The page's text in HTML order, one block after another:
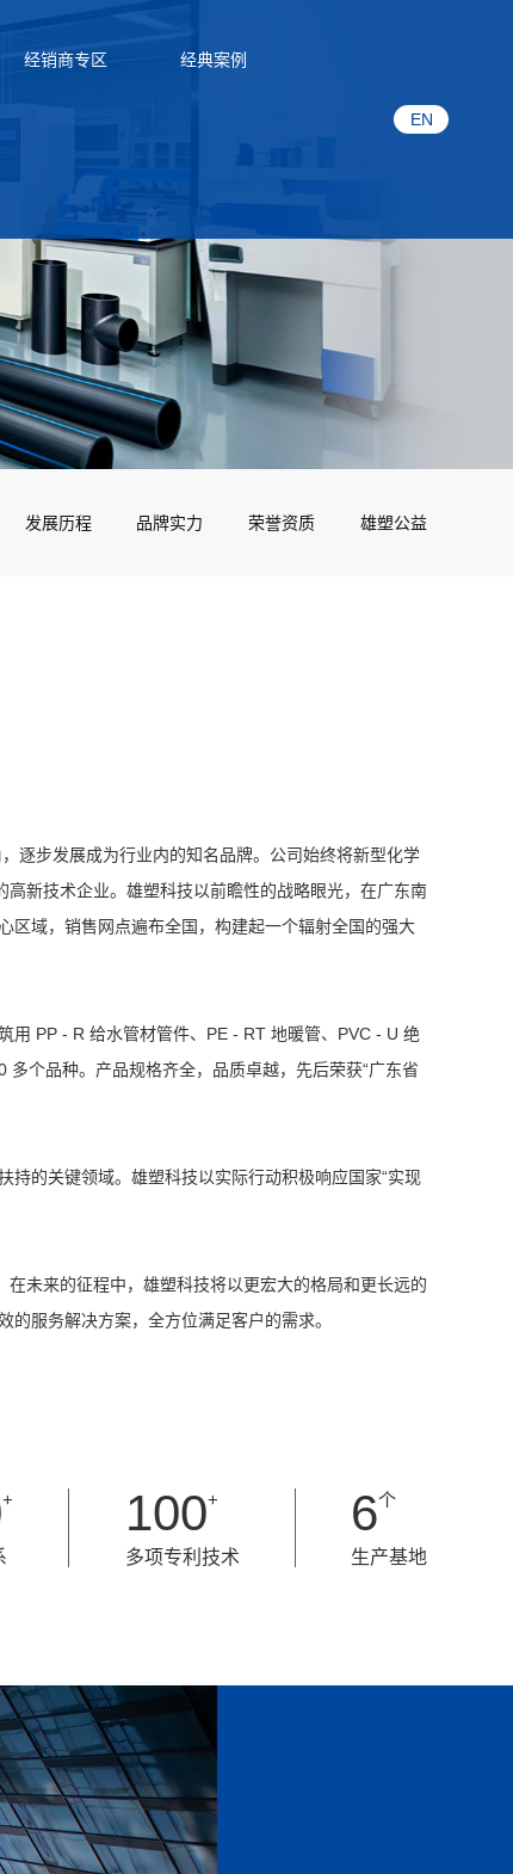
经销商专区 经典案例
EN
发展历程 品牌实力 荣誉资质 雄塑公益
逐步发展成为行业内的知名品牌。公司始终将新型化学
新技术企业。雄塑科技以前瞻性的战略眼光，在广东南
区域，销售网点遍布全国，构建起一个辐射全国的强大
用 PP - R 给水管材管件、PE - RT 地暖管、PVC - U 绝
个品种。产品规格齐全，品质卓越，先后荣获“广东省
的关键领域。雄塑科技以实际行动积极响应国家“实现
未来的征程中，雄塑科技将以更宏大的格局和更长远的
服务解决方案，全方位满足客户的需求。
+ 100+
多项专利技术
6个
生产基地